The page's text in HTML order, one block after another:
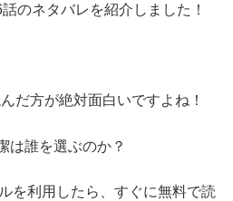
のネタバレを紹介しました！
だ方が絶対面白いですよね！
は誰を選ぶのか？
を利用したら、すぐに無料で読